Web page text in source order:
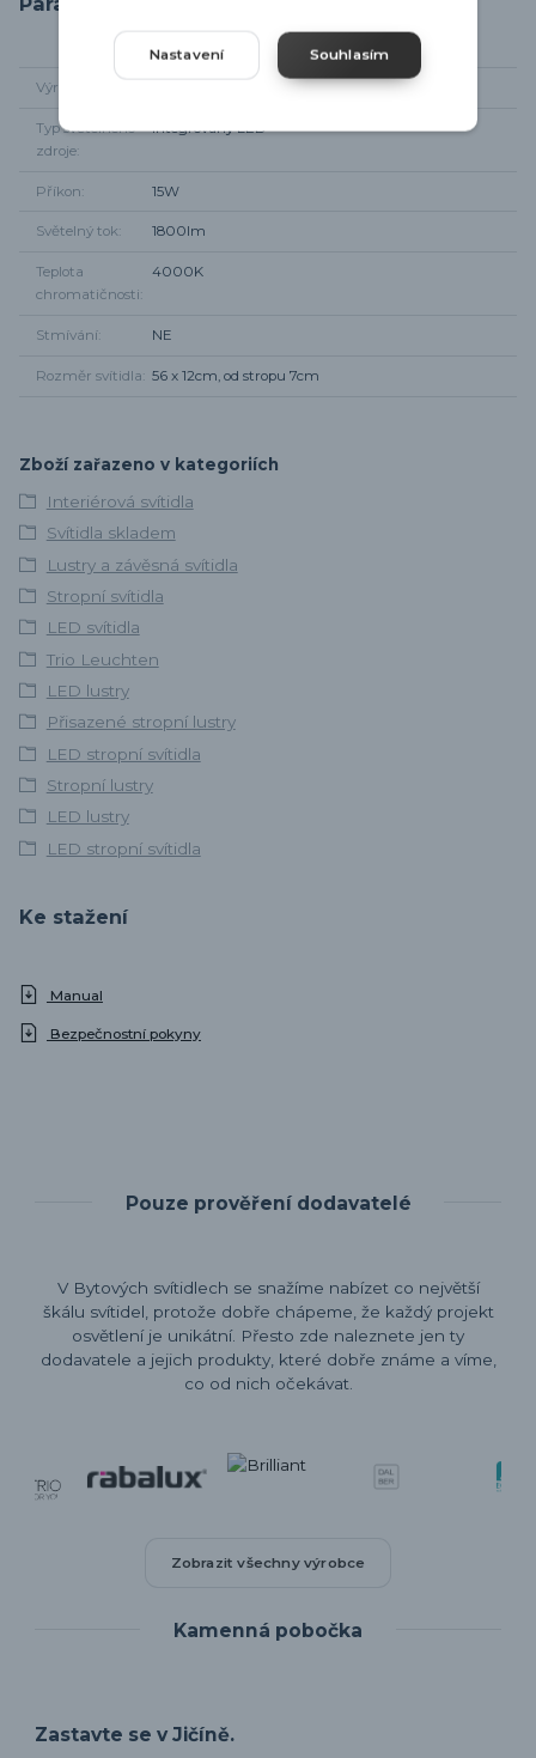
Výrobce
Typ světelného
zdroje
integrovaný LED
Příkon 15W
Světelný tok 1800lm
Teplota
chromatičnosti
4000K
Stmívání NE
Rozměr svítidla 56 x 12cm, od stropu 7cm
Zboží zařazeno v kategoriích
Interiérová svítidla
Svítidla skladem
Lustry a závěsná svítidla
Stropní svítidla
LED svítidla
Trio Leuchten
LED lustry
Přisazené stropní lustry
LED stropní svítidla
Stropní lustry
LED lustry
LED stropní svítidla
Ke stažení
Manual
Bezpečnostní pokyny
Pouze prověření dodavatelé
V Bytových svítidlech se snažíme nabízet co největší
škálu svítidel, protože dobře chápeme, že každý projekt
osvětlení je unikátní. Přesto zde naleznete jen ty
dodavatele a jejich produkty, které dobře známe a víme,
co od nich očekávat.
Zobrazit všechny výrobce
Kamenná pobočka
Zastavte se v Jičíně.
Nastavení Souhlasím